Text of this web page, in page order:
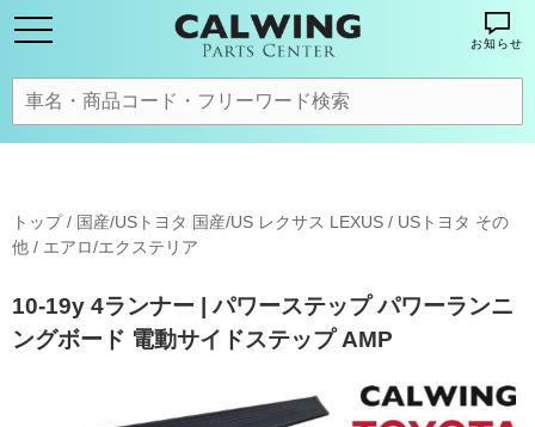
お知らせ
トップ/ 国産/USトヨタ 国産/US レクサス LEXUS / USトヨタ その
他 / エアロ/エクステリア
10-19y 4ランナー | パワーステップ パワーランニ
ングボード 電動サイドステップ AMP